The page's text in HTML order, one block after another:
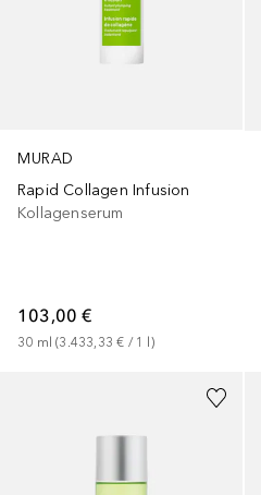
MURAD
Rapid Collagen Infusion
Kollagenserum
103,00 €
30 ml (3.433,33 € / 1 )